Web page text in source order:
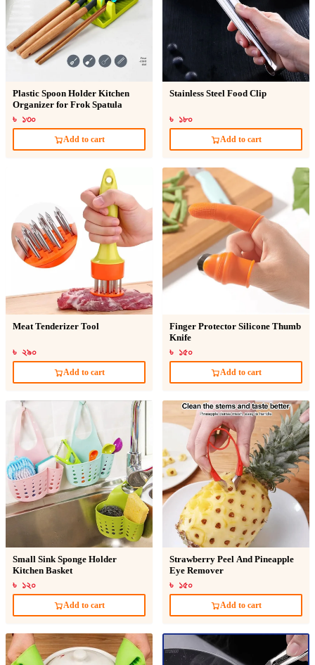
Plastic Spoon Holder Kitchen
Organizer for Frok Spatula
৳ ১৩০
Add to cart
Stainless Steel Food Clip
৳ ১৮০
Add to cart
Meat Tenderizer Tool
৳ ২৯০
Add to cart
Finger Protector Silicone Thumb
Knife
৳ ১৫০
Add to cart
Small Sink Sponge Holder
Kitchen Basket
৳ ১২০
Add to cart
Strawberry Peel And Pineapple
Eye Remover
৳ ১৫০
Add to cart